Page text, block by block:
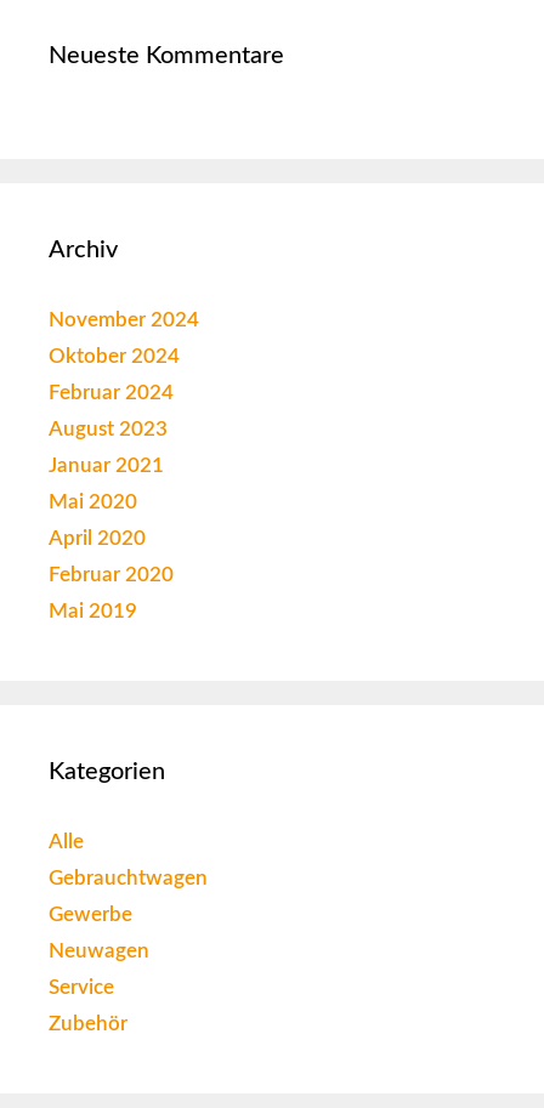
Neueste Kommentare
Archiv
November 2024
Oktober 2024
Februar 2024
August 2023
Januar 2021
Mai 2020
April 2020
Februar 2020
Mai 2019
Kategorien
Alle
Gebrauchtwagen
Gewerbe
Neuwagen
Service
Zubehör